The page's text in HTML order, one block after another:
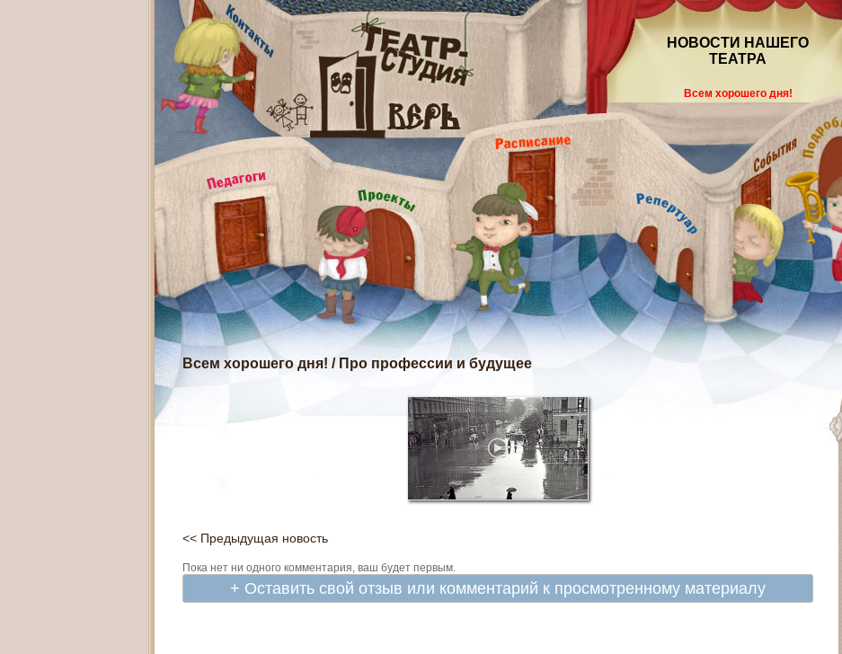
НОВОСТИ НАШЕГО
ТЕАТРА
Всем хорошего дня!
Всем хорошего дня! / Про профессии и будущее
<< Предыдущая новость
Пока нет ни одного комментария, ваш будет первым.
+ Оставить свой отзыв или комментарий к просмотренному материалу